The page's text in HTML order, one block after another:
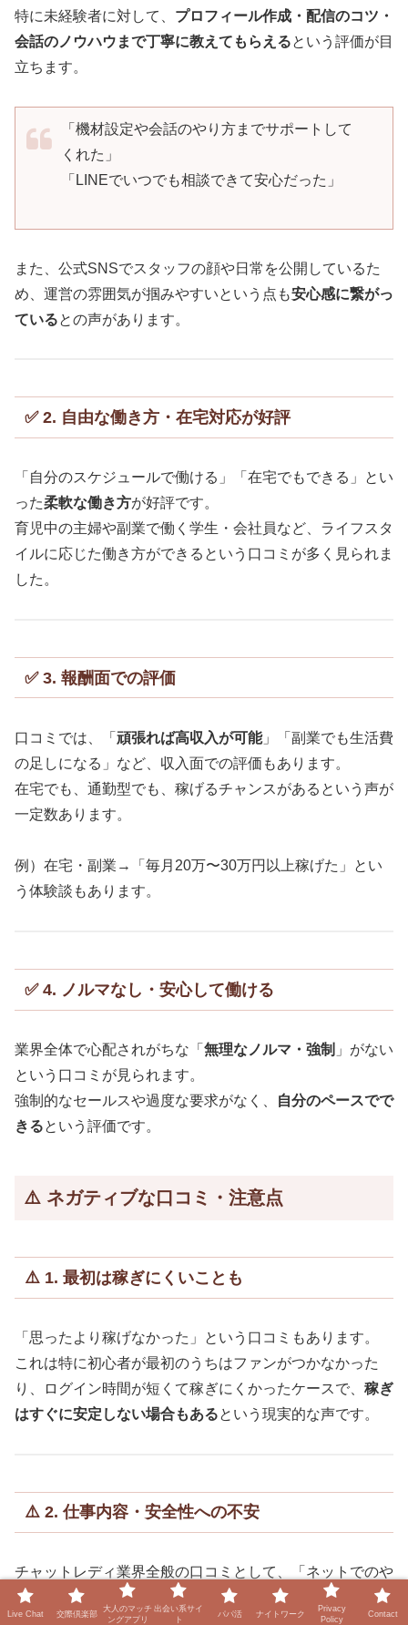
特に未経験者に対して、 プロフィール作成・配信のコツ・
会話のノウハウまで丁寧に教えてもらえるという評価が目
立ちます。
「機材設定や会話のやり方までサポートして
くれた」
「LINEでいつでも相談できて安心だった」
また、公式SNSでスタッフの顔や日常を公開しているた
め、運営の雰囲気が掴みやすいという点も安心感に繋がっ
ているとの声があります。
✅ 2. 自由な働き方・在宅対応が好評
「自分のスケジュールで働ける」「在宅でもできる」とい
った柔軟な働き方が好評です。
育児中の主婦や副業で働く学生・会社員など、ライフスタ
イルに応じた働き方ができるという口コミが多く見られま
した。
✅ 3. 報酬面での評価
口コミでは、「 頑張れば高収入が可能」「副業でも生活費
の足しになる」など、収入面での評価もあります。
在宅でも、通勤型でも、稼げるチャンスがあるという声が
一定数あります。
例）在宅・副業→「毎月20万〜30万円以上稼げた」とい
う体験談もあります。
✅ 4. ノルマなし・安心して働ける
業界全体で心配されがちな「 無理なノルマ・強制 」がない
という口コミが見られます。
強制的なセールスや過度な要求がなく、
自分のペースでで
きるという評価です。
⚠️ ネガティブな口コミ・注意点
⚠️ 1. 最初は稼ぎにくいことも
「思ったより稼げなかった」という口コミもあります。
これは特に初心者が最初のうちはファンがつかなかった
り、ログイン時間が短くて稼ぎにくかったケースで、 稼ぎ
はすぐに安定しない場合もあるという現実的な声です。
⚠️ 2. 仕事内容・安全性への不安
チャットレディ業界全般の口コミとして、「ネットでのや
り取りは安全か？」という不安や、「どんな仕事なのか不
Live Chat 交際倶楽部
大人のマッチ
ングアプリ
出会い系サイ
ト
パパ活 ナイトワーク
Privacy
Policy
Contact